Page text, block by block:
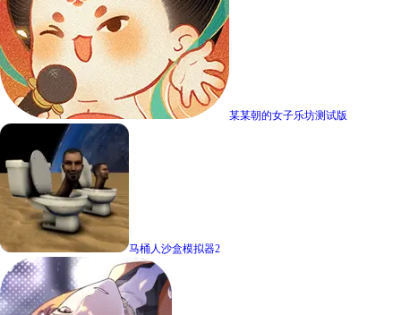
某某朝的女子乐坊测试版
马桶人沙盒模拟器2